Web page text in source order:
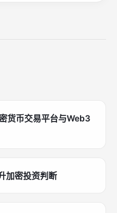
货币交易平台与Web3
加密投资判断